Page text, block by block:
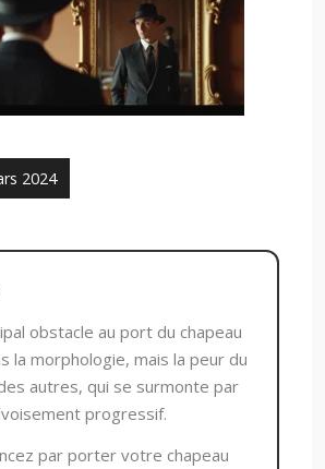
2024
obstacle au port du chapeau
la morphologie, mais la peur du
autres, qui se surmonte par
progressif.
par porter votre chapeau